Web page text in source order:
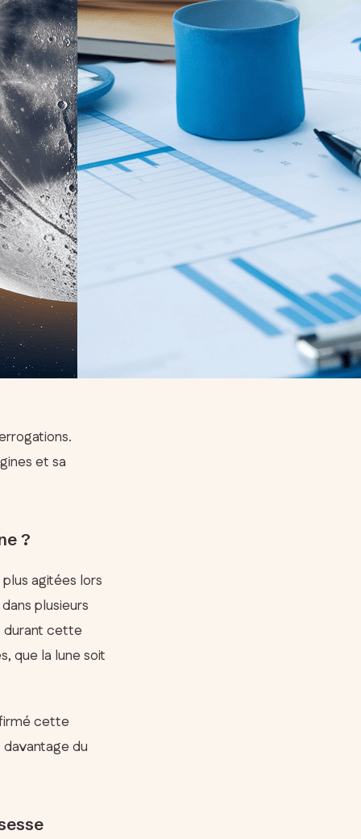
et sa
?
agitées lors
plusieurs
durant cette
que la lune soit
cette
du